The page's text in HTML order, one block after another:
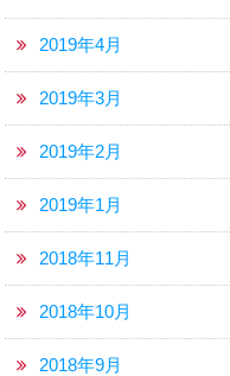
2019年4月
2019年3月
2019年2月
2019年1月
2018年11月
2018年10月
2018年9月